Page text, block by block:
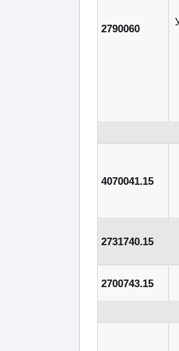
2790060
4070041.15
2731740.15
2700743.15